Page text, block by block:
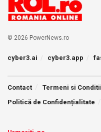
© 2026 PowerNews.ro
cyber3.ai cyber3.app
Contact Termeni si Conditii
Politică de Confidențialitate